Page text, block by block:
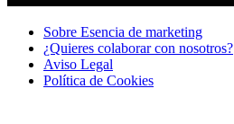
Sobre Esencia de marketing
¿Quieres colaborar con nosotros?
Aviso Legal
Polí­tica de Cookies